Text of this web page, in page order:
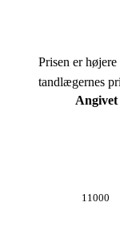
Prisen er højere
tandlægernes
Angivet
11000